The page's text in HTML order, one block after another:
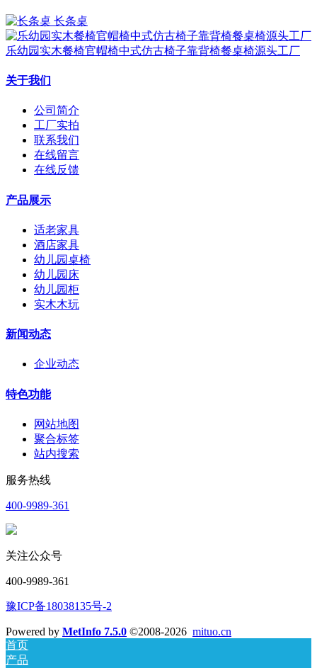
长条桌
乐幼园实木餐椅官帽椅中式仿古椅子靠背椅餐桌椅源头工厂
关于我们
公司简介
工厂实拍
联系我们
在线留言
在线反馈
产品展示
适老家具
酒店家具
幼儿园桌椅
幼儿园床
幼儿园柜
实木木玩
新闻动态
企业动态
特色功能
网站地图
聚合标签
站内搜索
服务热线
400-9989-361
关注公众号
400-9989-361
豫ICP备18038135号-2
Powered by MetInfo 7.5.0 ©2008-2026 mituo.cn
首页
产品